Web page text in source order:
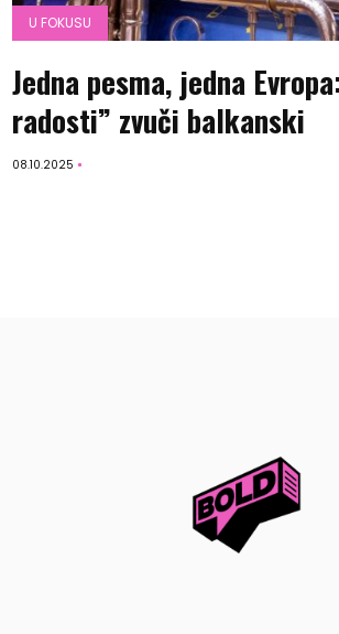
U FOKUSU
Jedna pesma, jedna
radosti” zvuči balkanski
08.10.2025